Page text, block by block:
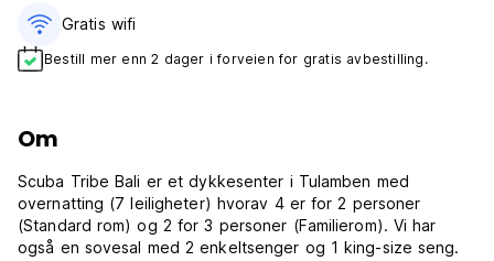
Gratis wifi‎
Bestill mer enn 2 dager i forveien for gratis avbestilling.
Om
Scuba Tribe Bali er et dykkesenter i Tulamben med
overnatting (7 leiligheter) hvorav 4 er for 2 personer
(Standard rom) og 2 for 3 personer (Familierom). Vi har
også en sovesal med 2 enkeltsenger og 1 king-size seng.